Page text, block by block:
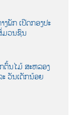
ງພັກ ເປີດກອງປະ
ມວນຊົນ
ຕົ້ນໄມ້ ສະຫລອງ
ວັນເດັກນ້ອຍ